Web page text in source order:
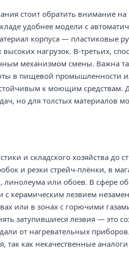
стоит обратить внимание
удобнее модели с
корпуса — пластиковые
нагрузок. В-третьих,
механизмом смены. Важна
в пищевой промышленности
к моющим средствам.
но для толстых материалов
и складского хозяйства до
и резки стрейч-плёнки, в
или обоев. В сфере
керамическим лезвием
или в зонах с горючими
затупившиеся лезвия — это
от нагревательных
так как некачественные